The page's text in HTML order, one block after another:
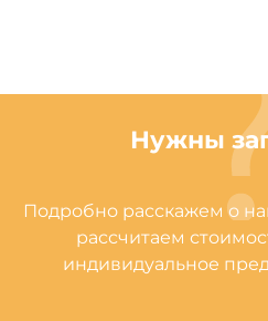
Нужны
Подробно расскажем о
рассчитаем
индивидуальное